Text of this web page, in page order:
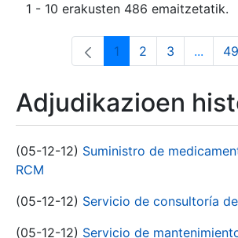
1 - 10 erakusten 486 emaitzetatik.
Orrialdea
1 Orrialdea
2 Orrialdea
3 ... 49
Adjudikazioen
(05-12-12) Suministro de
RCM
(05-12-12) Servicio de consultoría
(05-12-12) Servicio de